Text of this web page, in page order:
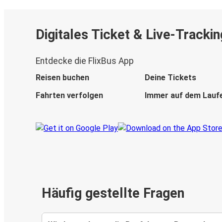
Digitales Ticket & Live-
Entdecke die FlixBus App
Reisen buchen
Deine Tickets
Fahrten verfolgen
Immer auf dem
Häufig gestellte Fragen